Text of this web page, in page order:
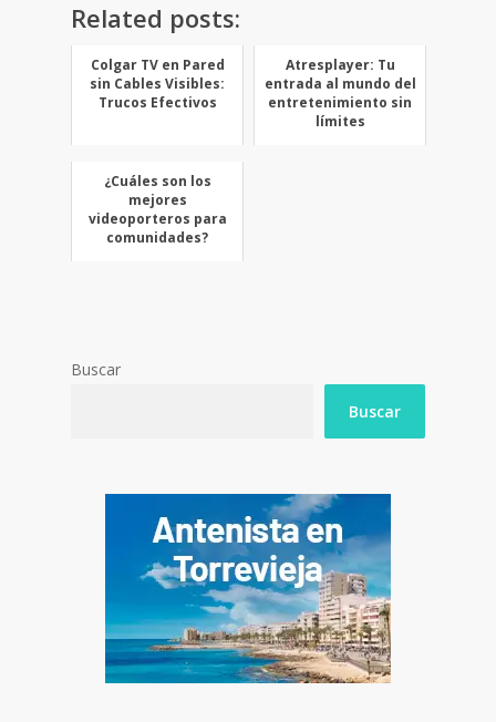
Related posts:
Colgar TV en Pared
sin Cables Visibles:
Trucos Efectivos
Atresplayer: Tu
entrada al mundo del
entretenimiento sin
límites
¿Cuáles son los
mejores
videoporteros para
comunidades?
Buscar
Buscar